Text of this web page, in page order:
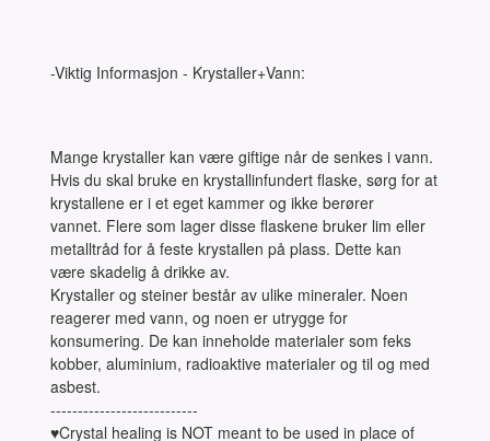
-Viktig Informasjon - Krystaller+Vann:
Mange krystaller kan være giftige når de senkes i vann.
Hvis du skal bruke en krystallinfundert flaske, sørg for at
krystallene er i et eget kammer og ikke berører
vannet. Flere som lager disse flaskene bruker lim eller
metalltråd for å feste krystallen på plass. Dette kan
være skadelig å drikke av.
Krystaller og steiner består av ulike mineraler. Noen
reagerer med vann, og noen er utrygge for
konsumering. De kan inneholde materialer som feks
kobber, aluminium, radioaktive materialer og til og med
asbest.
---------------------------
♥Crystal healing is NOT meant to be used in place of